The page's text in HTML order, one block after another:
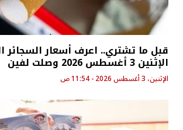
قبل ما تشتري.. اعرف أسعار السجائر
الإثنين 3 أغسطس 2026 وصلت لفين
الإثنين، 3 أغسطس 2026 - 11:54 ص